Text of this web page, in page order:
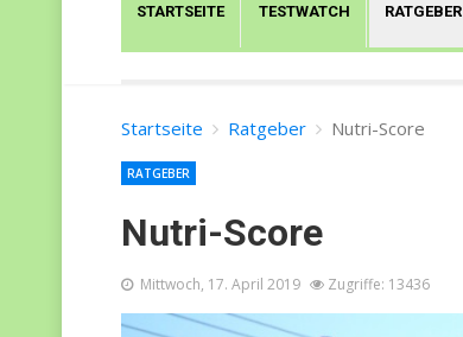
STARTSEITE TESTWATCH RATGEBER
Startseite Ratgeber Nutri-Score
Nutri-Score
RATGEBER
Mittwoch, 17. April 2019 Zugriffe: 13436